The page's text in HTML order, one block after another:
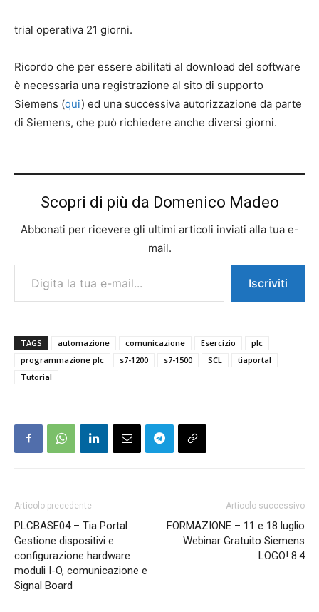
trial operativa 21 giorni.
Ricordo che per essere abilitati al download del software
è necessaria una registrazione al sito di supporto
Siemens (qui) ed una successiva autorizzazione da parte
di Siemens, che può richiedere anche diversi giorni.
Scopri di più da Domenico Madeo
Abbonati per ricevere gli ultimi articoli inviati alla tua e-
mail.
Digita la tua e-mail...
Iscriviti
TAGS automazione comunicazione Esercizio
plc
programmazione plc
s7-1200 s7-1500 SCL
tiaportal
Tutorial
Articolo precedente
PLCBASE04 – Tia Portal
Gestione dispositivi e
configurazione hardware
moduli I-O, comunicazione e
Signal Board
Articolo successivo
FORMAZIONE – 11 e 18 luglio
Webinar Gratuito Siemens
LOGO! 8.4